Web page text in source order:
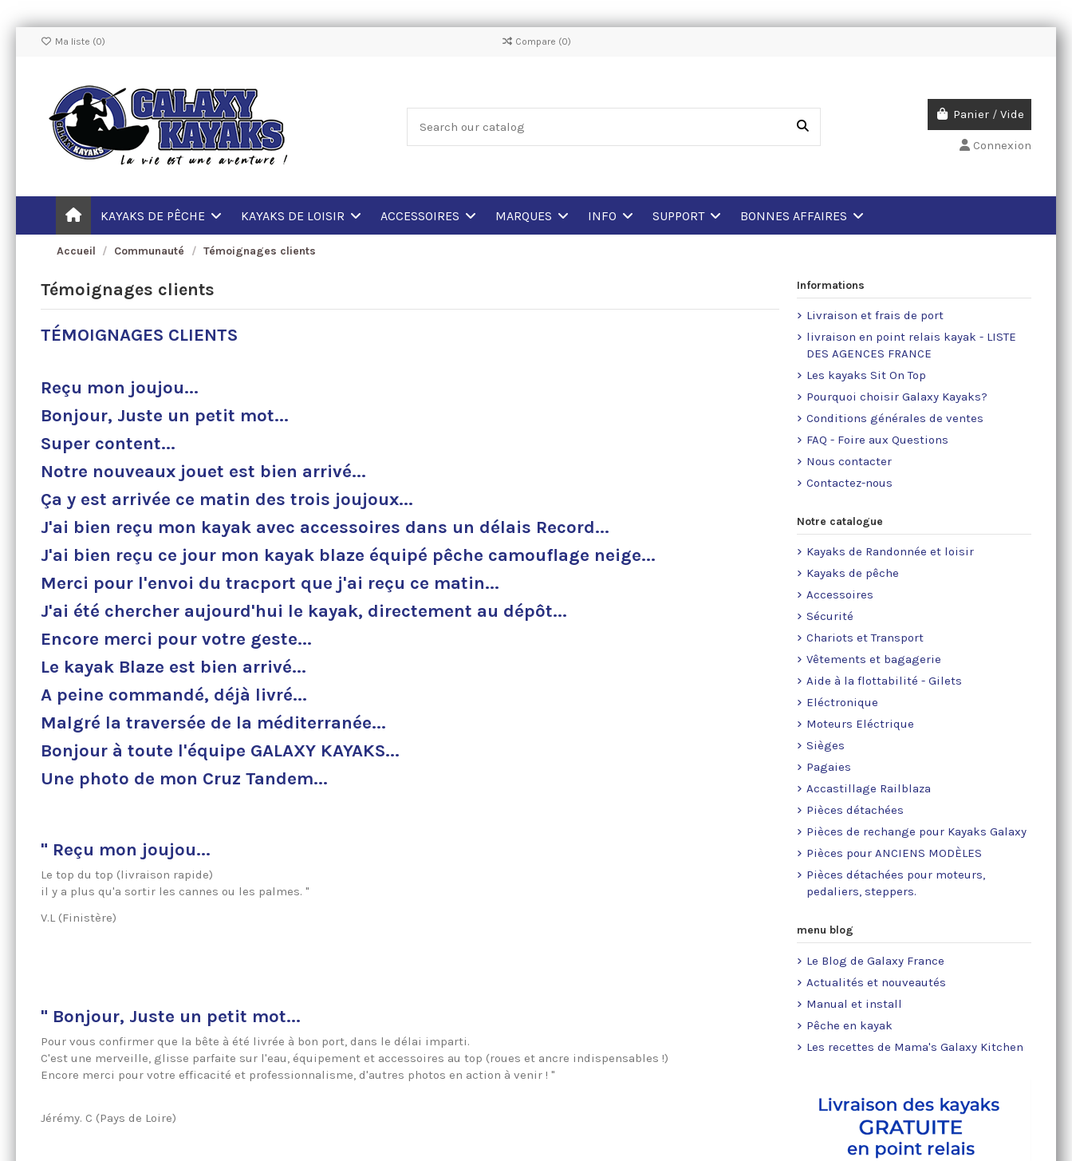
Ma liste (0) Compare (0)
Panier /Vide
Connexion
KAYAKS DE PÊCHE KAYAKS DE LOISIR ACCESSOIRES MARQUES INFO SUPPORT BONNES AFFAIRES
Accueil Communauté Témoignages clients
Témoignages clients
TÉMOIGNAGES CLIENTS
Reçu mon joujou...
Bonjour, Juste un petit mot...
Super content...
Notre nouveaux jouet est bien arrivé...
Ça y est arrivée ce matin des trois joujoux...
J'ai bien reçu mon kayak avec accessoires dans un délais Record...
J'ai bien reçu ce jour mon kayak blaze équipé pêche camouflage neige...
Merci pour l'envoi du tracport que j'ai reçu ce matin...
J'ai été chercher aujourd'hui le kayak, directement au dépôt...
Encore merci pour votre geste...
Le kayak Blaze est bien arrivé...
A peine commandé, déjà livré...
Malgré la traversée de la méditerranée...
Bonjour à toute l'équipe GALAXY KAYAKS...
Une photo de mon Cruz Tandem...
" Reçu mon joujou...
Le top du top (livraison rapide)
il y a plus qu'a sortir les cannes ou les palmes. "
V.L (Finistère)
" Bonjour, Juste un petit mot...
Pour vous confirmer que la bête à été livrée à bon port, dans le délai imparti.
C'est une merveille, glisse parfaite sur l'eau, équipement et accessoires au top (roues et ancre indispensables !)
Encore merci pour votre efficacité et professionnalisme, d'autres photos en action à venir ! "
Jérémy. C (Pays de Loire)
Informations
Livraison et frais de port
livraison en point relais kayak - LISTE
DES AGENCES FRANCE
Les kayaks Sit On Top
Pourquoi choisir Galaxy Kayaks?
Conditions générales de ventes
FAQ - Foire aux Questions
Nous contacter
Contactez-nous
Notre catalogue
Kayaks de Randonnée et loisir
Kayaks de pêche
Accessoires
Sécurité
Chariots et Transport
Vêtements et bagagerie
Aide à la flottabilité - Gilets
Eléctronique
Moteurs Eléctrique
Sièges
Pagaies
Accastillage Railblaza
Pièces détachées
Pièces de rechange pour Kayaks Galaxy
Pièces pour ANCIENS MODÈLES
Pièces détachées pour moteurs,
pedaliers, steppers.
menu blog
Le Blog de Galaxy France
Actualités et nouveautés
Manual et install
Pêche en kayak
Les recettes de Mama's Galaxy Kitchen